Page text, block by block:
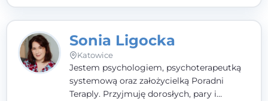
Sonia Ligocka
Katowice
Jestem psychologiem, psychoterapeutką
systemową oraz założycielką Poradni
Teraply. Przyjmuję dorosłych, pary i